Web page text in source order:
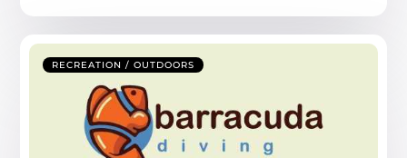
RECREATION / OUTDOORS